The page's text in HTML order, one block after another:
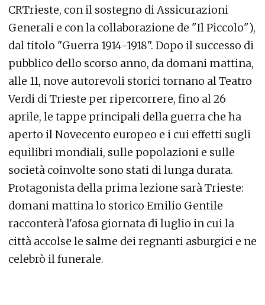
CRTrieste, con il sostegno di Assicurazioni
Generali e con la collaborazione de "Il Piccolo"),
dal titolo "Guerra 1914-1918". Dopo il successo di
pubblico dello scorso anno, da domani mattina,
alle 11, nove autorevoli storici tornano al Teatro
Verdi di Trieste per ripercorrere, fino al 26
aprile, le tappe principali della guerra che ha
aperto il Novecento europeo e i cui effetti sugli
equilibri mondiali, sulle popolazioni e sulle
società coinvolte sono stati di lunga durata.
Protagonista della prima lezione sarà Trieste:
domani mattina lo storico Emilio Gentile
racconterà l'afosa giornata di luglio in cui la
città accolse le salme dei regnanti asburgici e ne
celebrò il funerale.